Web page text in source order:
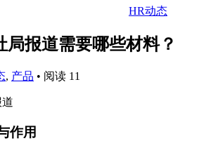
HR动态
局报道需要哪些材料？
, 产品 • 阅读 11
作用